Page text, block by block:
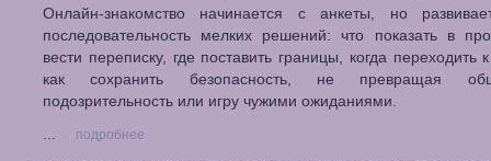
Онлайн-знакомство начинается с анкеты, но
последовательность мелких решений: что показать в
вести переписку, где поставить границы, когда переходить
как сохранить безопасность, не превращая
подозрительность или игру чужими ожиданиями.
...
подробнее